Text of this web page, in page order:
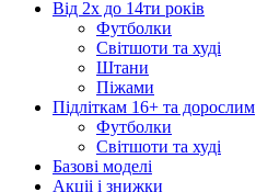
Від 2х до 14ти років
Футболки
Світшоти та худі
Штани
Піжами
Підліткам 16+ та дорослим
Футболки
Світшоти та худі
Базові моделі
Акціі і знижки